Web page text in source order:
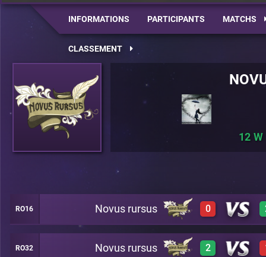
INFORMATIONS PARTICIPANTS MATCHS
CLASSEMENT
12
RO16 Novus rursus 0
0 A21
RO32 Novus rursus 2